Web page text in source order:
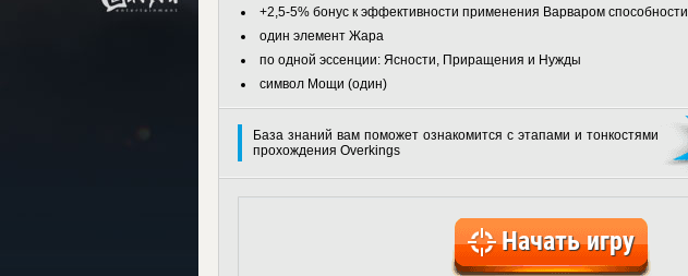
+2,5-5% бонус к эффективности применения Варваром способности
один элемент Жара
по одной эссенции: Ясности, Приращения и Нужды
символ Мощи (один)
База знаний вам поможет ознакомится с этапами и тонкостями
прохождения Overkings
Начать игру